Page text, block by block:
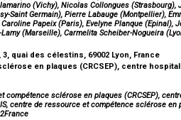
(Vichy), Nicolas Collongues (Strasbourg),
Saint Germain), Pierre Labauge (Montpellier),
Papeix (Paris), Evelyne Planque (Epinal),
(Marseille), Carmelita Scheiber-Nogueira
quai des célestins, 69002 Lyon, France
en plaques (CRCSEP), centre
compétence sclérose en plaques (CRCSEP),
centre de ressource et compétence sclérose en